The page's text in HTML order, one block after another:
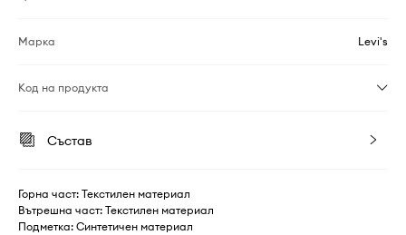
Марка Levi's
Код на продукта
Състав
Горна част: Текстилен материал
Вътрешна част: Текстилен материал
Подметка: Синтетичен материал